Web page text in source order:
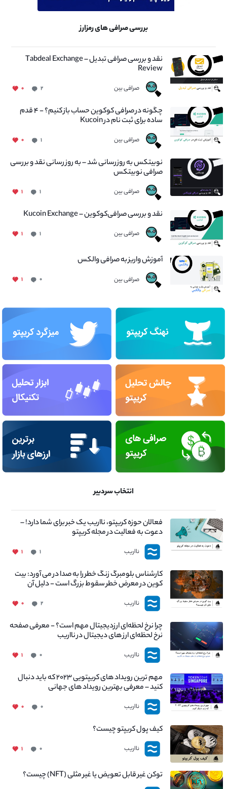
بررسی صرافی های رمزارز
نقد و بررسی صرافی تبدیل – Tabdeal Exchange
Review
صرافی بین ۲ ۰
چگونه در صرافی کوکوین حساب باز کنیم؟ - ۴ قدم
ساده برای ثبت نام در Kucoin
صرافی بین ۱ ۰
نوبیتکس به روزرسانی شد – به روز رسانی نقد و بررسی
صرافی نوبیتکس
صرافی بین ۱ ۱
نقد و بررسی صرافی‌کوکوین – Kucoin Exchange
صرافی بین ۱ ۱
آموزش واریز به صرافی والکس
صرافی بین ۰ ۱
انتخاب سردبیر
فعالان حوزه کریپتو، نااریب یک خبر برای شما دارد! –
دعوت به فعالیت در مجله کریپتو
نااریب ۱ ۱
کارشناس بلومبرگ زنگ خطر را به صدا در می آورد: بیت
کوین در معرض خطر سقوط بزرگ است - دلیل آن
چیست؟
نااریب ۲ ۰
چرا نرخ لحظه‌ای ارزدیجیتال مهم است؟ - معرفی صفحه
نرخ لحظه‌ای ارز های دیجیتال در نااریب
نااریب ۰ ۱
مهم ترین رویداد های کریپتویی ۲۰۲۳ که باید دنبال
کنید – معرفی بهترین رویداد های جهانی
نااریب ۰ ۰
کیف پول کریپتو چیست؟
نااریب ۰ ۱
توکن غیر قابل تعویض یا غیر مثلی (NFT) چیست؟